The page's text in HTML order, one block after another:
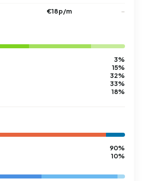
€18 p/m –
3%
15%
32%
33%
18%
90%
10%